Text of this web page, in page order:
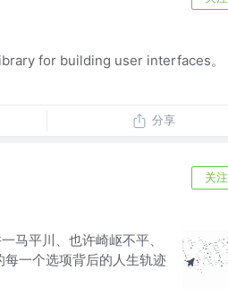
for building user interfaces。
分享
关注
马平川、也许崎岖不平、
一个选项背后的人生轨迹